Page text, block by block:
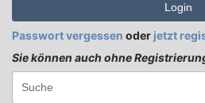
Login
Passwort vergessen oder jetzt
Sie können auch ohne